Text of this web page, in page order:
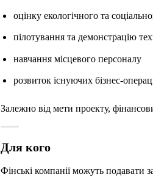
оцінку екологічного та
пілотування та демонстрацію
навчання місцевого персоналу
розвиток існуючих бізнес-
Залежно від мети проекту,
Для кого
Фінські компанії можуть подавати